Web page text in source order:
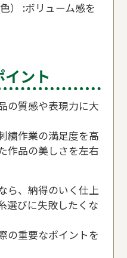
） :ボリューム感を
ント
の質感や表現力に大
繍作業の満足度を高
作品の美しさを左右
ら、納得のいく仕上
選びに失敗したくな
の重要なポイントを